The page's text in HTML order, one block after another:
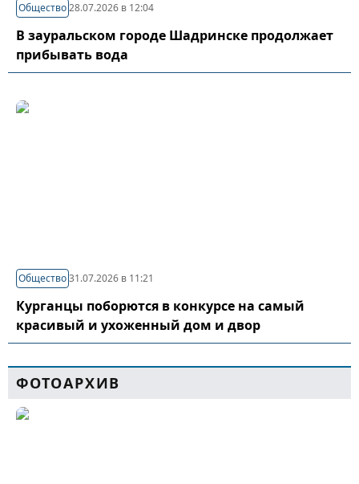
Общество28.07.2026 в 12:04
В зауральском городе Шадринске продолжает
прибывать вода
Общество31.07.2026 в 11:21
Курганцы поборются в конкурсе на самый
красивый и ухоженный дом и двор
ФОТОАРХИВ